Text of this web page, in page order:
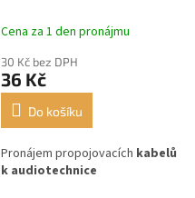
Cena za 1 den pronájmu
30 Kč bez DPH
36 Kč
Do košíku
Pronájem propojovacích kabelů
k audiotechnice